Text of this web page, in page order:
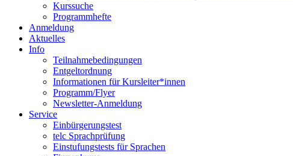
Kurssuche
Programmhefte
Anmeldung
Aktuelles
Info
Teilnahmebedingungen
Entgeltordnung
Informationen für Kursleiter*innen
Programm/Flyer
Newsletter-Anmeldung
Service
Einbürgerungstest
telc Sprachprüfung
Einstufungstests für Sprachen